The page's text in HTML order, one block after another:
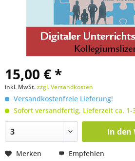
15,00 € *
inkl. MwSt.zzgl. Versandkosten
Versandkostenfreie Lieferung!
Sofort versandfertig, Lieferzeit ca. 1-
In den
Merken Empfehlen